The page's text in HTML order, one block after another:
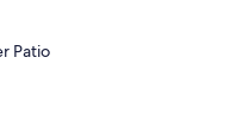
Patio